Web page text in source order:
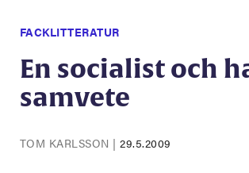
FACKLITTERATUR
En socialist och
samvete
TOM KARLSSON |29.5.2009